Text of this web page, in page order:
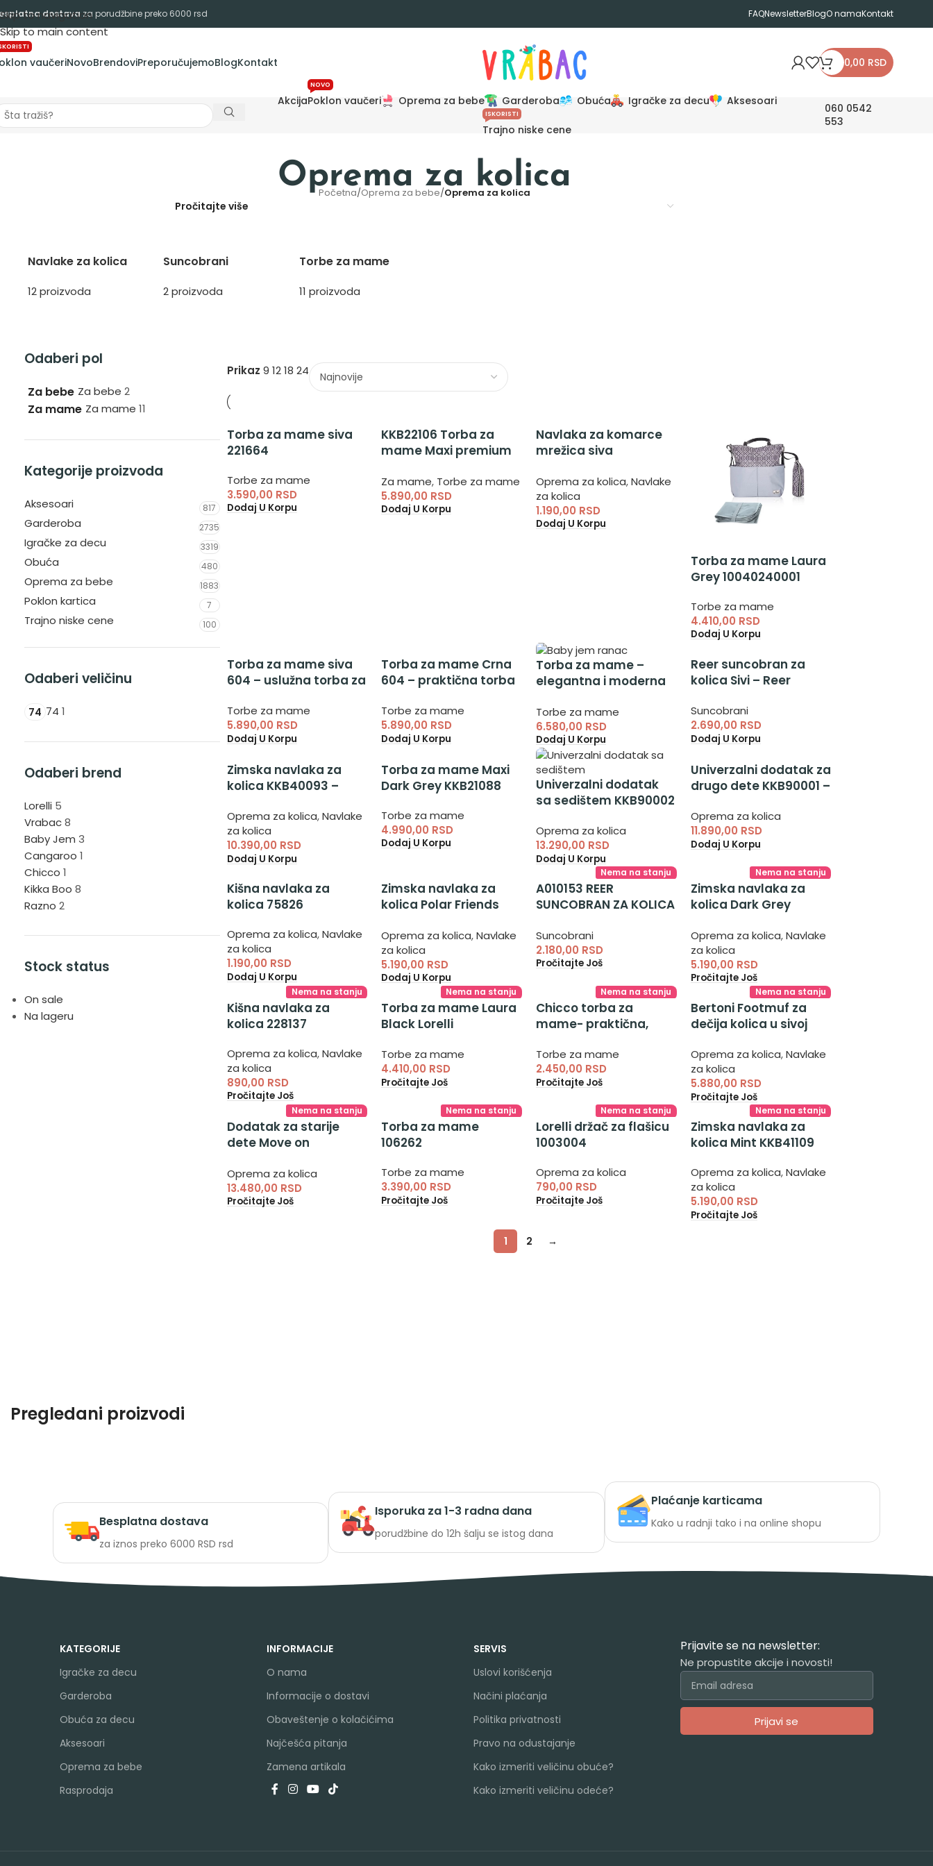
Skip to navigation
Skip to main content
dostava za porudžbine preko 6000 rsd FAQNewsletterBlogO namaKontakt
vaučeriNovoBrendoviPreporučujemoBlogKontakt 0,00 RSD
AkcijaPoklon vaučeri
NOVO
Oprema za bebe Garderoba Obuća Igračke za decu Aksesoari
Trajno niske cene
ISKORISTI
060 0542
553
Oprema za kolica
Početna/Oprema za bebe/Oprema za kolica
Pročitajte više
Navlake za kolica
12 proizvoda
Suncobrani
2 proizvoda
Torbe za mame
11 proizvoda
Odaberi pol
Za bebe Za bebe 2
Za mame Za mame 11
Kategorije proizvoda
Aksesoari 817
Garderoba 2735
Igračke za decu 3319
Obuća 480
Oprema za bebe 1883
Poklon kartica 7
Trajno niske cene 100
Odaberi veličinu
74 74 1
Odaberi brend
Lorelli 5
Vrabac 8
Baby Jem 3
Cangaroo 1
Chicco 1
Kikka Boo 8
Razno 2
Stock status
On sale
Na lageru
Prikaz 9 1218 24
Torba za mame siva
221664
Torbe za mame
3.590,00 RSD
Dodaj U Korpu
KKB22106 Torba za
mame Maxi premium
Za mame, Torbe za mame
5.890,00 RSD
Dodaj U Korpu
Navlaka za komarce
mrežica siva
univerzalna mrežica
za insekte
Oprema za kolica,Navlake
za kolica
1.190,00 RSD
Dodaj U Korpu
Torba za mame Laura
Grey 10040240001
Torbe za mame
4.410,00 RSD
Dodaj U Korpu
Torba za mame siva
604 – uslužna torba za
Torbe za mame
5.890,00 RSD
Dodaj U Korpu
Torba za mame Crna
604 – praktična torba
Torbe za mame
5.890,00 RSD
Dodaj U Korpu
Torba za mame –
elegantna i moderna
Torbe za mame
6.580,00 RSD
Dodaj U Korpu
Reer suncobran za
kolica Sivi – Reer
kolica
Suncobrani
2.690,00 RSD
Dodaj U Korpu
Zimska navlaka za
kolica KKB40093 –
bebu za kolica
Oprema za kolica, Navlake
za kolica
10.390,00 RSD
Dodaj U Korpu
Torba za mame Maxi
Dark Grey KKB21088
Torbe za mame
4.990,00 RSD
Dodaj U Korpu
Univerzalni dodatak
sa sedištem KKB90002
dete
Oprema za kolica
13.290,00 RSD
Dodaj U Korpu
Univerzalni dodatak za
drugo dete KKB90001 –
drugo dete
Oprema za kolica
11.890,00 RSD
Dodaj U Korpu
Kišna navlaka za
kolica 75826
Oprema za kolica, Navlake
za kolica
1.190,00 RSD
Dodaj U Korpu
Zimska navlaka za
kolica Polar Friends
Oprema za kolica, Navlake
za kolica
5.190,00 RSD
Dodaj U Korpu
Nema na stanju
A010153 REER
SUNCOBRAN ZA KOLICA
Suncobrani
2.180,00 RSD
Pročitajte Još
Nema na stanju
Zimska navlaka za
kolica Dark Grey
Oprema za kolica, Navlake
za kolica
5.190,00 RSD
Pročitajte Još
Nema na stanju
Kišna navlaka za
kolica 228137
Oprema za kolica, Navlake
za kolica
890,00 RSD
Pročitajte Još
Nema na stanju
Torba za mame Laura
Black Lorelli
Torbe za mame
4.410,00 RSD
Pročitajte Još
Nema na stanju
Chicco torba za
mame- praktična,
Torbe za mame
2.450,00 RSD
Pročitajte Još
Nema na stanju
Bertoni Footmuf za
dečija kolica u sivoj
zimska navlaka za
kolica za bebe
Oprema za kolica, Navlake
za kolica
5.880,00 RSD
Pročitajte Još
Nema na stanju
Dodatak za starije
dete Move on
dodatak za drugo
dete za kolica
Oprema za kolica
13.480,00 RSD
Pročitajte Još
Nema na stanju
Torba za mame
106262
Torbe za mame
3.390,00 RSD
Pročitajte Još
Nema na stanju
Lorelli držač za flašicu
1003004
Oprema za kolica
790,00 RSD
Pročitajte Još
Nema na stanju
Zimska navlaka za
kolica Mint KKB41109
Oprema za kolica, Navlake
za kolica
5.190,00 RSD
Pročitajte Još
1 2 →
Pregledani proizvodi
Besplatna dostava
za iznos preko 6000 RSD rsd
Isporuka za 1-3 radna dana
porudžbine do 12h šalju se istog dana
Plaćanje karticama
Kako u radnji tako i na online shopu
KATEGORIJE
Igračke za decu
Garderoba
Obuća za decu
Aksesoari
Oprema za bebe
Rasprodaja
INFORMACIJE
O nama
Informacije o dostavi
Obaveštenje o kolačićima
Najčešća pitanja
Zamena artikala
SERVIS
Uslovi korišćenja
Načini plaćanja
Politika privatnosti
Pravo na odustajanje
Kako izmeriti veličinu obuće?
Kako izmeriti veličinu odeće?
Prijavite se na newsletter:
Ne propustite akcije i novosti!
Prijavi se